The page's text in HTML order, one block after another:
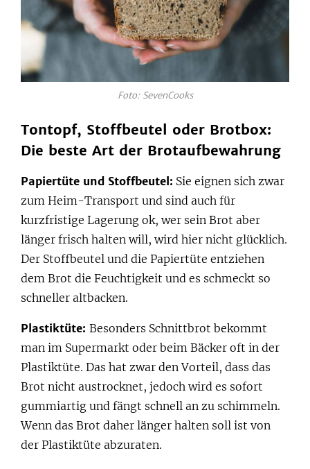
Foto: SevenCooks
Tontopf, Stoffbeutel oder Brotbox:
Die beste Art der Brotaufbewahrung
Papiertüte und Stoffbeutel: Sie eignen sich zwar
zum Heim-Transport und sind auch für
kurzfristige Lagerung ok, wer sein Brot aber
länger frisch halten will, wird hier nicht glücklich.
Der Stoffbeutel und die Papiertüte entziehen
dem Brot die Feuchtigkeit und es schmeckt so
schneller altbacken.
Plastiktüte: Besonders Schnittbrot bekommt
man im Supermarkt oder beim Bäcker oft in der
Plastiktüte. Das hat zwar den Vorteil, dass das
Brot nicht austrocknet, jedoch wird es sofort
gummiartig und fängt schnell an zu schimmeln.
Wenn das Brot daher länger halten soll ist von
der Plastiktüte abzuraten.